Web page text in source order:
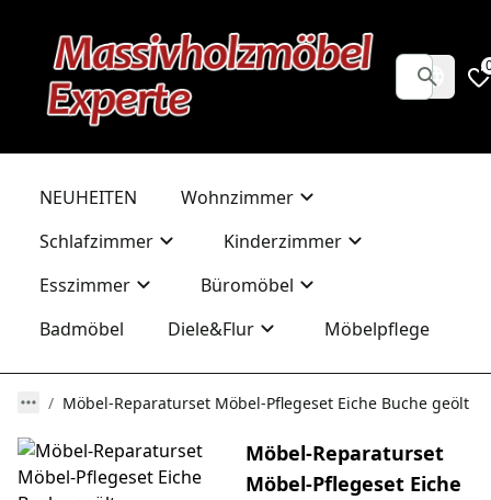
NEUHEITEN
Wohnzimmer
Schlafzimmer
Kinderzimmer
Esszimmer
Büromöbel
Badmöbel
Diele&Flur Möbelpflege
Möbel-Reparaturset Möbel-Pflegeset Eiche Buche geölt
Möbel-Reparaturset
Möbel-Pflegeset Eiche